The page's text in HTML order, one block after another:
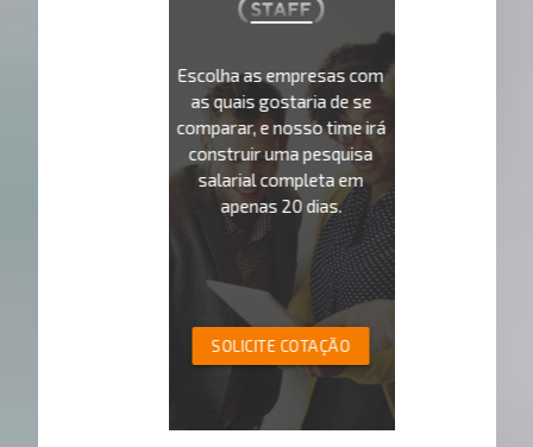
Escolha as empresas com
as quais gostaria de se
comparar, e nosso time irá
construir uma pesquisa
salarial completa em
apenas 20 dias.
SOLICITE COTAÇÃO